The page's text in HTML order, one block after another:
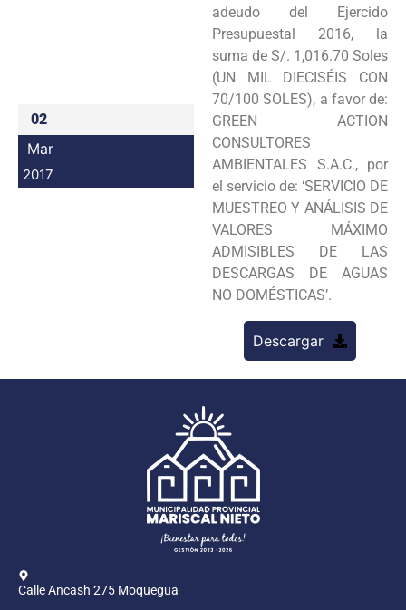
Programas
Intranet
02
Mar
2017
adeudo del Ejercido
Presupuestal 2016, la
suma de S/. 1,016.70 Soles
(UN MIL DIECISÉIS CON
70/100 SOLES), a favor de:
GREEN ACTION
CONSULTORES
AMBIENTALES S.A.C., por
el servicio de: ‘SERVICIO DE
MUESTREO Y ANÁLISIS DE
VALORES MÁXIMO
ADMISIBLES DE LAS
DESCARGAS DE AGUAS
NO DOMÉSTICAS’.
Descargar
Calle Ancash 275 Moquegua